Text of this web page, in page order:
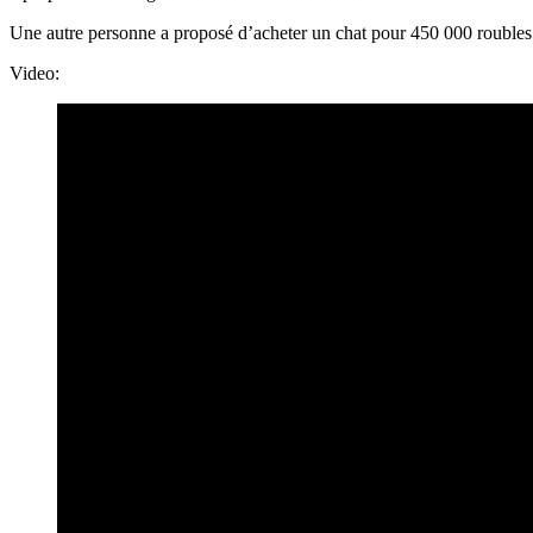
Une autre personne a proposé d’acheter un chat pour 450 000
Video: